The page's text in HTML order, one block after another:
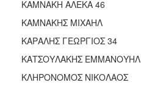
ΚΑΜΝΑΚΗ ΑΛΕΚΑ 46
ΚΑΜΝΑΚΗΣ ΜΙΧΑΗΛ
ΚΑΡΑΛΗΣ ΓΕΩΡΓΙΟΣ 34
ΚΑΤΣΟΥΛΑΚΗΣ ΕΜΜΑΝΟΥΗΛ
ΚΛΗΡΟΝΟΜΟΣ ΝΙΚΟΛΑΟΣ